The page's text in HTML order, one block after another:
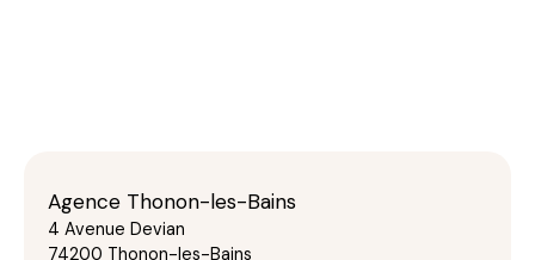
Agence Thonon-les-Bains
4 Avenue Devian
74200 Thonon-les-Bains